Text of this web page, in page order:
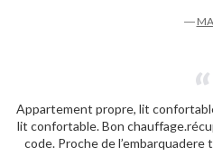
―
Appartement propre, lit
lit confortable. Bon
code. Proche de